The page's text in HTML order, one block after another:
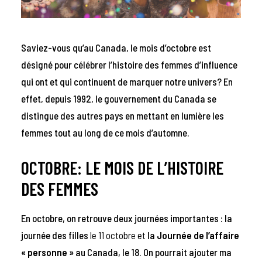
Saviez-vous qu’au Canada, le mois d’octobre est
désigné pour célébrer l’histoire des femmes d’influence
qui ont et qui continuent de marquer notre univers? En
effet, depuis 1992, le gouvernement du Canada se
distingue des autres pays en mettant en lumière les
femmes tout au long de ce mois d’automne.
OCTOBRE: LE MOIS DE L’HISTOIRE
DES FEMMES
En octobre, on retrouve deux journées importantes : la
journée des filles le 11 octobre et la Journée de l’affaire
« personne » au Canada, le 18. On pourrait ajouter ma